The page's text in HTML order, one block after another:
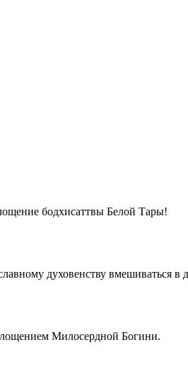
бодхисаттвы Белой Тары!
духовенству вмешиваться в
Милосердной Богини.